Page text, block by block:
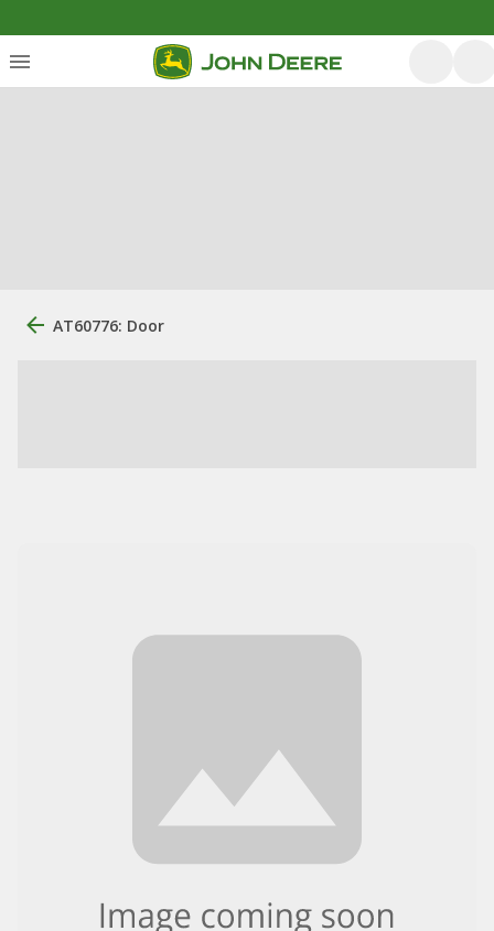
AT60776: Door